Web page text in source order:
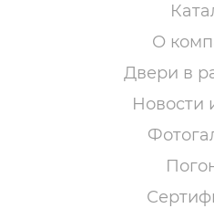
О
Двери в
Новости